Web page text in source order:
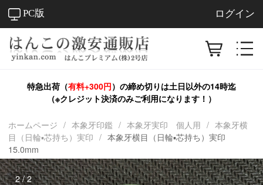
PC版 ログイン
特急出荷（有料+300円）の締め切りは土日以外の14時迄
（※クレジット決済のみご利用になります！）
ホームページ / 本象牙印鑑 / 本象牙実印 個人用 / 本象牙横
目（日輪▪芯持ち）実印 / 本象牙横目（日輪▪芯持ち）実印
15.0mm
1/2